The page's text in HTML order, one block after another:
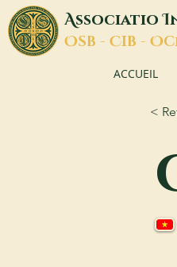
AssociatioI
OSB - CIB - O
ACCUEIL
<